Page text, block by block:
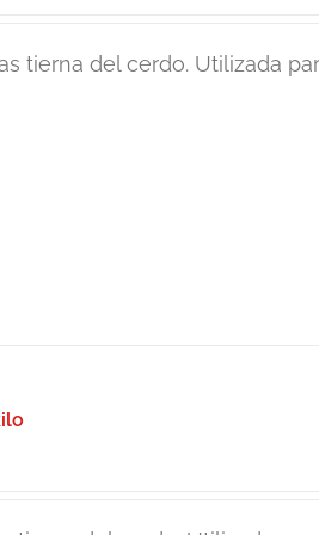
tierna del cerdo. Utilizada